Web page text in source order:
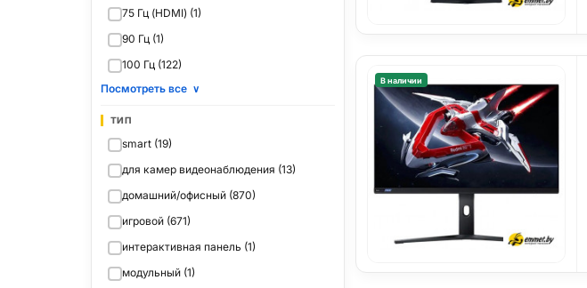
75 Гц (HDMI) (1)
90 Гц (1)
100 Гц (122)
Посмотреть все ∨
ТИП
smart (19)
для камер видеонаблюдения (13)
домашний/офисный (870)
игровой (671)
интерактивная панель (1)
модульный (1)
В наличии